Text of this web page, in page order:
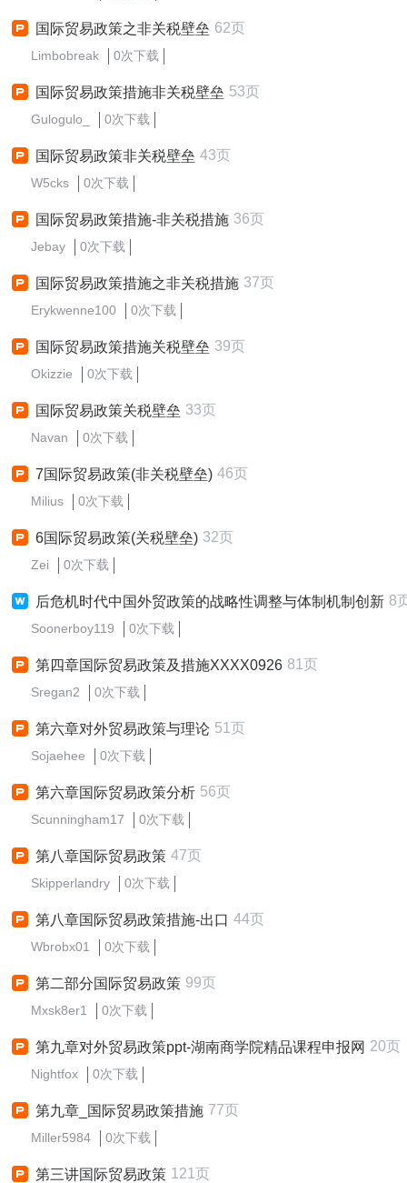
国际贸易政策之非关税壁垒 62页
Limbobreak 0次下载
国际贸易政策措施非关税壁垒 53页
Gulogulo_ 0次下载
国际贸易政策非关税壁垒 43页
W5cks 0次下载
国际贸易政策措施-非关税措施 36页
Jebay 0次下载
国际贸易政策措施之非关税措施 37页
Erykwenne100 0次下载
国际贸易政策措施关税壁垒 39页
Okizzie 0次下载
国际贸易政策关税壁垒 33页
Navan 0次下载
7国际贸易政策(非关税壁垒) 46页
Milius 0次下载
6国际贸易政策(关税壁垒) 32页
Zei 0次下载
后危机时代中国外贸政策的战略性调整与体制机制创新 8
Soonerboy119 0次下载
第四章国际贸易政策及措施XXXX0926 81页
Sregan2 0次下载
第六章对外贸易政策与理论 51页
Sojaehee 0次下载
第六章国际贸易政策分析 56页
Scunningham17 0次下载
第八章国际贸易政策 47页
Skipperlandry 0次下载
第八章国际贸易政策措施-出口 44页
Wbrobx01 0次下载
第二部分国际贸易政策 99页
Mxsk8er1 0次下载
第九章对外贸易政策ppt-湖南商学院精品课程申报网 20页
Nightfox 0次下载
第九章_国际贸易政策措施 77页
Miller5984 0次下载
第三讲国际贸易政策 121页